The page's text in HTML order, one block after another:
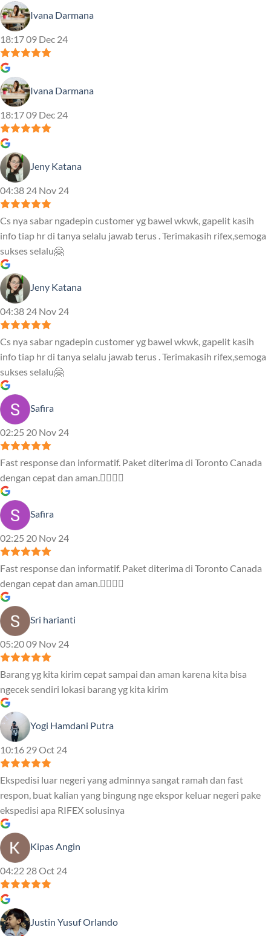
Ivana Darmana
18:17 09 Dec 24
Ivana Darmana
18:17 09 Dec 24
Jeny Katana
04:38 24 Nov 24
Cs nya sabar ngadepin customer yg bawel wkwk, gapelit kasih
info tiap hr di tanya selalu jawab terus . Terimakasih rifex,semoga
sukses selalu🤗
Jeny Katana
04:38 24 Nov 24
Cs nya sabar ngadepin customer yg bawel wkwk, gapelit kasih
info tiap hr di tanya selalu jawab terus . Terimakasih rifex,semoga
sukses selalu🤗
Safira
02:25 20 Nov 24
Fast response dan informatif. Paket diterima di Toronto Canada
dengan cepat dan aman.👍🏻👍🏻
Safira
02:25 20 Nov 24
Fast response dan informatif. Paket diterima di Toronto Canada
dengan cepat dan aman.👍🏻👍🏻
Sri harianti
05:20 09 Nov 24
Barang yg kita kirim cepat sampai dan aman karena kita bisa
ngecek sendiri lokasi barang yg kita kirim
Yogi Hamdani Putra
10:16 29 Oct 24
Ekspedisi luar negeri yang adminnya sangat ramah dan fast
respon, buat kalian yang bingung nge ekspor keluar negeri pake
ekspedisi apa RIFEX solusinya
Kipas Angin
04:22 28 Oct 24
Justin Yusuf Orlando